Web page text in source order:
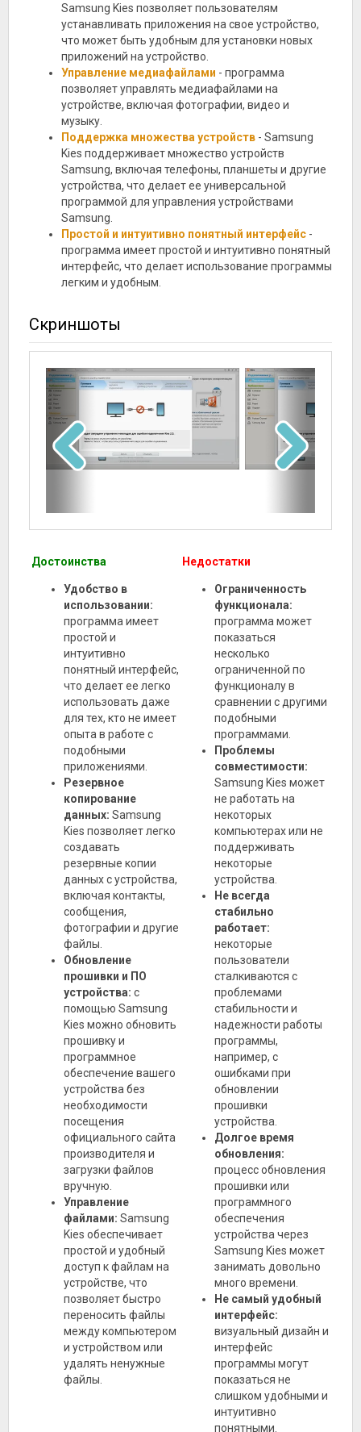
Samsung Kies позволяет пользователям
устанавливать приложения на свое устройство,
что может быть удобным для установки новых
приложений на устройство.
Управление медиафайлами - программа
позволяет управлять медиафайлами на
устройстве, включая фотографии, видео и
музыку.
Поддержка множества устройств - Samsung
Kies поддерживает множество устройств
Samsung, включая телефоны, планшеты и другие
устройства, что делает ее универсальной
программой для управления устройствами
Samsung.
Простой и интуитивно понятный интерфейс -
программа имеет простой и интуитивно понятный
интерфейс, что делает использование программы
легким и удобным.
Скриншоты
Достоинства
Удобство в
использовании:
программа имеет
простой и
интуитивно
понятный интерфейс,
что делает ее легко
использовать даже
для тех, кто не имеет
опыта в работе с
подобными
приложениями.
Резервное
копирование
данных: Samsung
Kies позволяет легко
создавать
резервные копии
данных с устройства,
включая контакты,
сообщения,
фотографии и другие
файлы.
Обновление
прошивки и ПО
устройства: с
помощью Samsung
Kies можно обновить
прошивку и
программное
обеспечение вашего
устройства без
необходимости
посещения
официального сайта
производителя и
загрузки файлов
вручную.
Управление
файлами: Samsung
Kies обеспечивает
простой и удобный
доступ к файлам на
устройстве, что
позволяет быстро
переносить файлы
между компьютером
и устройством или
удалять ненужные
файлы.
Недостатки
Ограниченность
функционала:
программа может
показаться
несколько
ограниченной по
функционалу в
сравнении с другими
подобными
программами.
Проблемы
совместимости:
Samsung Kies может
не работать на
некоторых
компьютерах или не
поддерживать
некоторые
устройства.
Не всегда
стабильно
работает:
некоторые
пользователи
сталкиваются с
проблемами
стабильности и
надежности работы
программы,
например, с
ошибками при
обновлении
прошивки
устройства.
Долгое время
обновления:
процесс обновления
прошивки или
программного
обеспечения
устройства через
Samsung Kies может
занимать довольно
много времени.
Не самый удобный
интерфейс:
визуальный дизайн и
интерфейс
программы могут
показаться не
слишком удобными и
интуитивно
понятными.